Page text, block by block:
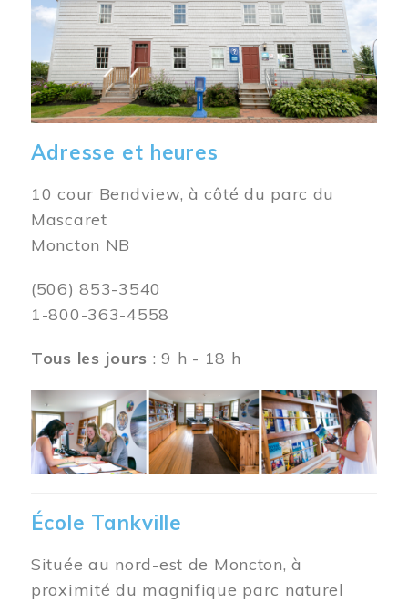
Adresse et heures
10 cour Bendview, à côté du parc du
Mascaret
Moncton NB
(506) 853-3540
1-800-363-4558
Tous les jours : 9 h - 18 h
Image
École Tankville
Située au nord-est de Moncton, à
proximité du magnifique parc naturel